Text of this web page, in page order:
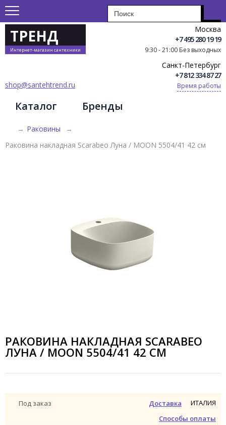
ТРЕНД
Интернет-магазин сантехники
Москва
+7 495 280 19 19
9:30 - 21:00 Без выходных
Санкт-Петербург
+7 812 334 87 27
Время работы
shop@santehtrend.ru
Каталог Бренды
→ Раковины
→
Раковина накладная Scarabeo Луна / MOON 5504/41 42 см
РАКОВИНА НАКЛАДНАЯ SCARABEO
ЛУНА / MOON 5504/41 42 СМ
Под заказ
Доставка
Способы оплаты
ИТАЛИЯ